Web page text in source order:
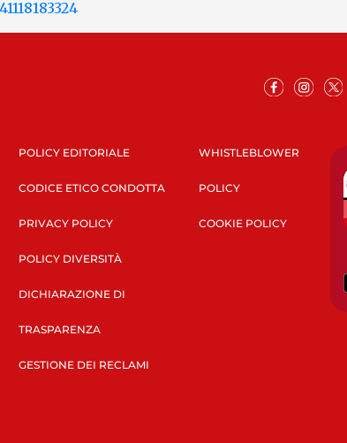
POLICY EDITORIALE
CODICE ETICO CONDOTTA
PRIVACY POLICY
POLICY DIVERSITÀ
DICHIARAZIONE DI
TRASPARENZA
GESTIONE DEI RECLAMI
WHISTLEBLOWER
POLICY
COOKIE POLICY